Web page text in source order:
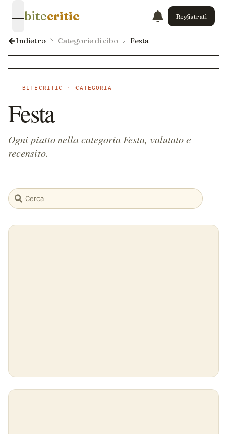
open navigation menu
bitecritic Registrati
Indietro Categorie di cibo Festa
BITECRITIC · CATEGORIA
Festa
Ogni piatto nella categoria Festa, valutato e
recensito.